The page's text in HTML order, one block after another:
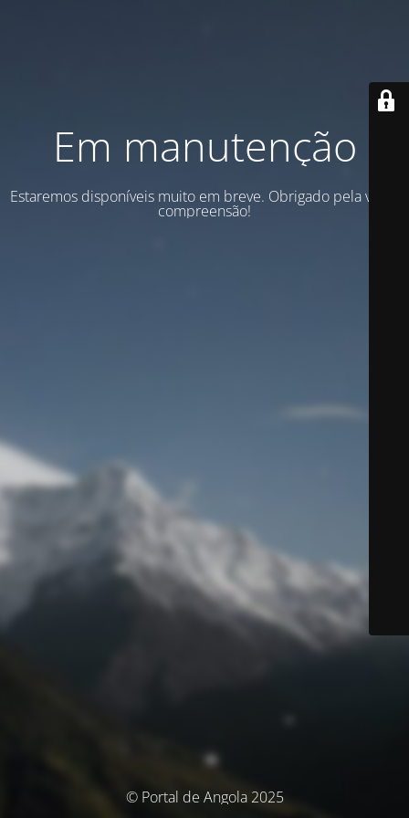
Em manutenção
Estaremos disponíveis muito em breve. Obrigado pela vossa
compreensão!
© Portal de Angola 2025